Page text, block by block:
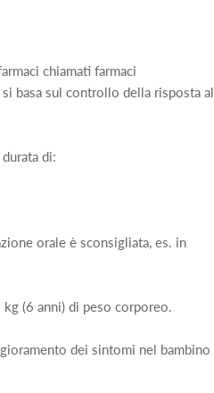
chiamati farmaci
basa sul controllo della risposta al
di:
orale è sconsigliata, es. in
(6 anni) di peso corporeo.
dei sintomi nel bambino